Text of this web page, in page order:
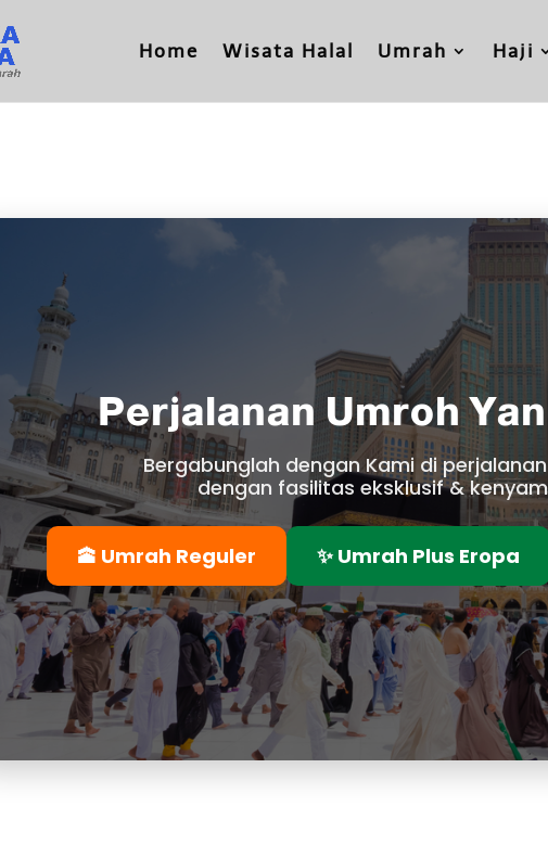
Home Wisata Halal Umrah Haji
Perjalanan Umroh
Bergabunglah dengan Kami di
dengan fasilitas eksklusif &
🕋 Umrah Reguler ✨ Umrah Plus Eropa